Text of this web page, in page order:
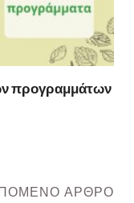
προγραμμάτων
ΆΡΘΡΟ